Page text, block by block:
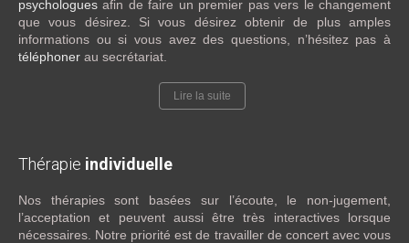
psychologues afin de faire un premier pas vers le changement
que vous désirez. Si vous désirez obtenir de plus amples
informations ou si vous avez des questions, n’hésitez pas à
téléphoner au secrétariat.
Lire la suite
Thérapie individuelle
Nos thérapies sont basées sur l’écoute, le non-jugement,
l’acceptation et peuvent aussi être très interactives lorsque
nécessaires. Notre priorité est de travailler de concert avec vous